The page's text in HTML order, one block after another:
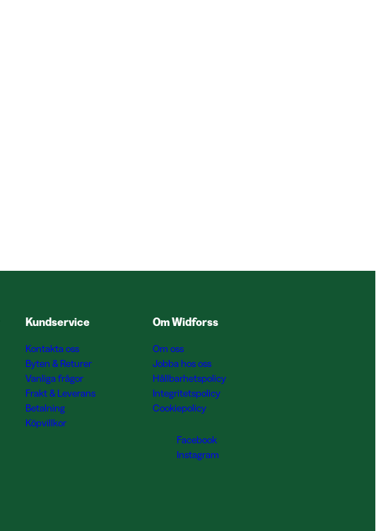
Kundservice
Kontakta oss
Byten & Returer
Vanliga frågor
Frakt & Leverans
Betalning
Köpvillkor
Om Widforss
Om oss
Jobba hos oss
Hållbarhetspolicy
Integritetspolicy
Cookiepolicy
Facebook
Instagram